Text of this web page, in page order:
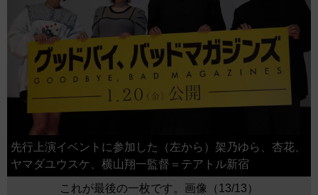
先行上演イベントに参加した（左から）架乃ゆら、杏花、
ヤマダユウスケ、横山翔一監督＝テアトル新宿
これが最後の一枚です。画像（13/13）